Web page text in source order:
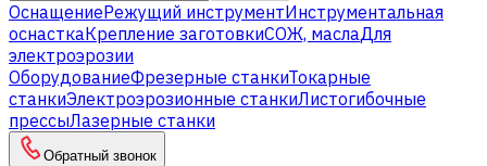
ОснащениеРежущий инструментИнструментальная
оснасткаКрепление заготовкиСОЖ, маслаДля
электроэрозии
ОборудованиеФрезерные станкиТокарные
станкиЭлектроэрозионные станкиЛистогибочные
прессыЛазерные станки
Обратный звонок